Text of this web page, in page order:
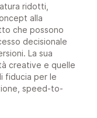
ridotti,
alla
che possono
decisionale
La sua
creative e quelle
fiducia per le
speed-to-